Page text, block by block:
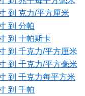
到 克力/平方厘米
到 分帕
到 十帕斯卡
到 千克力/平方厘米
到 千克力/平方毫米
到 千克力每平方米
到 千帕